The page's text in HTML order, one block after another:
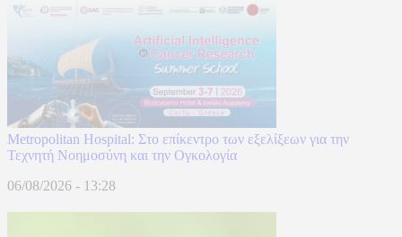
Metropolitan Hospital: Στο επίκεντρο των εξελίξεων για την
Τεχνητή Νοημοσύνη και την Ογκολογία
06/08/2026 - 13:28